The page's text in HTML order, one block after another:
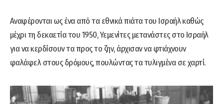
Αναφέρονται ως ένα από τα εθνικά πιάτα του Ισραήλ καθώς
μέχρι τη δεκαετία του 1950, Υεμενίτες μετανάστες στο Ισραήλ
για να κερδίσουν τα προς το ζην, άρχισαν να φτιάχνουν
φαλάφελ στους δρόμους, πουλώντας τα τυλιγμένα σε χαρτί.